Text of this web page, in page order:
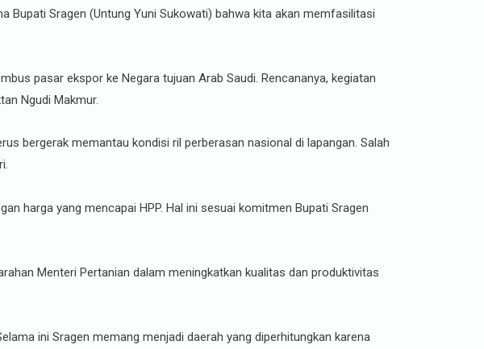
Bupati Sragen (Untung Yuni Sukowati) bahwa kita akan memfasilitasi
pasar ekspor ke Negara tujuan Arab Saudi. Rencananya, kegiatan
Ngudi Makmur.
bergerak memantau kondisi ril perberasan nasional di lapangan. Salah
harga yang mencapai HPP. Hal ini sesuai komitmen Bupati Sragen
Menteri Pertanian dalam meningkatkan kualitas dan produktivitas
ini Sragen memang menjadi daerah yang diperhitungkan karena